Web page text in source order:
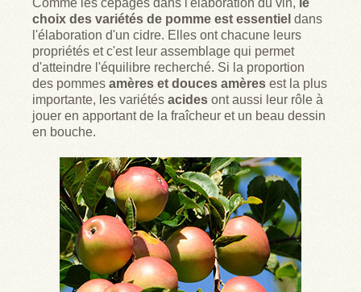
DISTRIBUTEURS
TOURISME EN PAYS D'AUGE
CONTACT
VISITESET ANIMATIONS
LA BOUTIQUE
Comme les cépages dans l'élaboration du vin, le
choix des variétés de pomme est essentiel dans
l'élaboration d'un cidre. Elles ont chacune leurs
propriétés et c'est leur assemblage qui permet
d'atteindre l'équilibre recherché. Si la proportion
des pommesamères et douces amères est la plus
importante, les variétésacides ont aussi leur rôle à
jouer en apportant de la fraîcheur et un beau dessin
en bouche.